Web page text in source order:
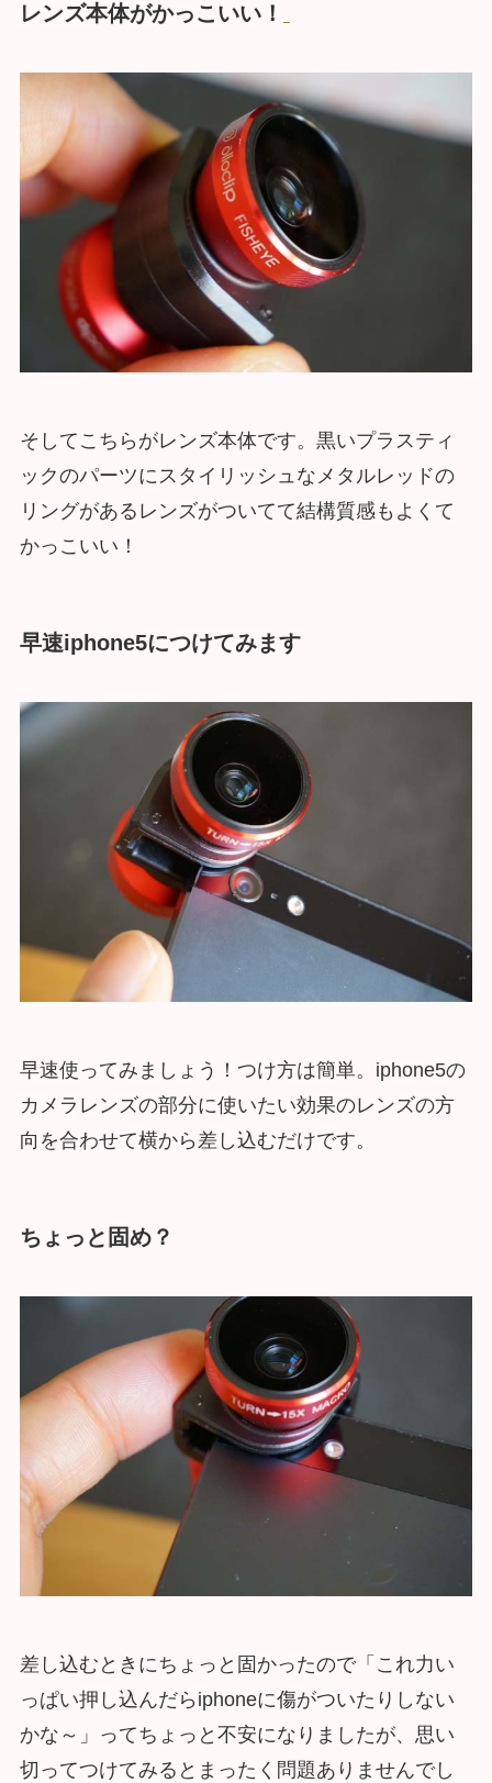
レンズ本体がかっこいい！
そしてこちらがレンズ本体です。黒いプラスティ
ックのパーツにスタイリッシュなメタルレッドの
リングがあるレンズがついてて結構質感もよくて
かっこいい！
早速iphone5につけてみます
早速使ってみましょう！つけ方は簡単。iphone5の
カメラレンズの部分に使いたい効果のレンズの方
向を合わせて横から差し込むだけです。
ちょっと固め？
差し込むときにちょっと固かったので「これ力い
っぱい押し込んだらiphoneに傷がついたりしない
かな～」ってちょっと不安になりましたが、思い
切ってつけてみるとまったく問題ありませんでし